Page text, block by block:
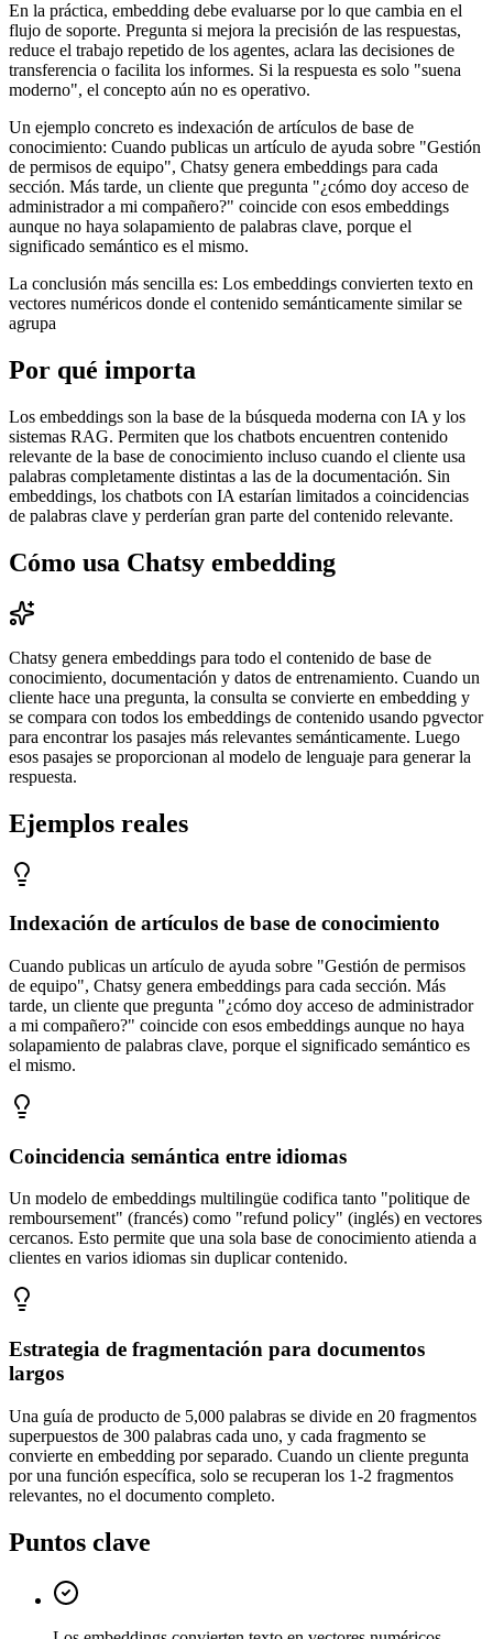
En la práctica, embedding debe evaluarse por lo que cambia en el
flujo de soporte. Pregunta si mejora la precisión de las respuestas,
reduce el trabajo repetido de los agentes, aclara las decisiones de
transferencia o facilita los informes. Si la respuesta es solo "suena
moderno", el concepto aún no es operativo.
Un ejemplo concreto es indexación de artículos de base de
conocimiento: Cuando publicas un artículo de ayuda sobre "Gestión
de permisos de equipo", Chatsy genera embeddings para cada
sección. Más tarde, un cliente que pregunta "¿cómo doy acceso de
administrador a mi compañero?" coincide con esos embeddings
aunque no haya solapamiento de palabras clave, porque el
significado semántico es el mismo.
La conclusión más sencilla es: Los embeddings convierten texto en
vectores numéricos donde el contenido semánticamente similar se
agrupa
Por qué importa
Los embeddings son la base de la búsqueda moderna con IA y los
sistemas RAG. Permiten que los chatbots encuentren contenido
relevante de la base de conocimiento incluso cuando el cliente usa
palabras completamente distintas a las de la documentación. Sin
embeddings, los chatbots con IA estarían limitados a coincidencias
de palabras clave y perderían gran parte del contenido relevante.
Cómo usa Chatsy embedding
Chatsy genera embeddings para todo el contenido de base de
conocimiento, documentación y datos de entrenamiento. Cuando un
cliente hace una pregunta, la consulta se convierte en embedding y
se compara con todos los embeddings de contenido usando pgvector
para encontrar los pasajes más relevantes semánticamente. Luego
esos pasajes se proporcionan al modelo de lenguaje para generar la
respuesta.
Ejemplos reales
Indexación de artículos de base de conocimiento
Cuando publicas un artículo de ayuda sobre "Gestión de permisos
de equipo", Chatsy genera embeddings para cada sección. Más
tarde, un cliente que pregunta "¿cómo doy acceso de administrador
a mi compañero?" coincide con esos embeddings aunque no haya
solapamiento de palabras clave, porque el significado semántico es
el mismo.
Coincidencia semántica entre idiomas
Un modelo de embeddings multilingüe codifica tanto "politique de
remboursement" (francés) como "refund policy" (inglés) en vectores
cercanos. Esto permite que una sola base de conocimiento atienda a
clientes en varios idiomas sin duplicar contenido.
Estrategia de fragmentación para documentos
largos
Una guía de producto de 5,000 palabras se divide en 20 fragmentos
superpuestos de 300 palabras cada uno, y cada fragmento se
convierte en embedding por separado. Cuando un cliente pregunta
por una función específica, solo se recuperan los 1-2 fragmentos
relevantes, no el documento completo.
Puntos clave